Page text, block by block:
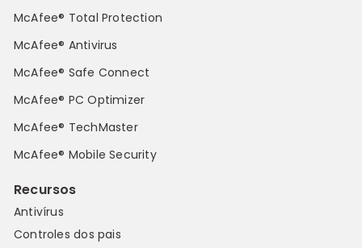
McAfee® Total Protection
McAfee® Antivirus
McAfee® Safe Connect
McAfee® PC Optimizer
McAfee® TechMaster
McAfee® Mobile Security
Recursos
Antivírus
Controles dos pais